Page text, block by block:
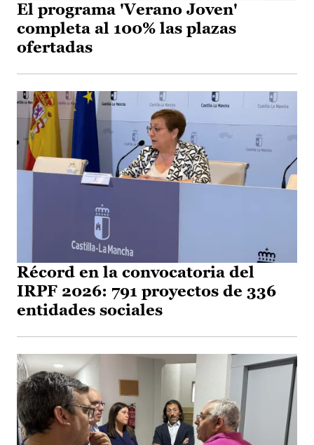
El programa 'Verano Joven'
completa al 100% las plazas
ofertadas
Récord en la convocatoria del
IRPF 2026: 791 proyectos de 336
entidades sociales